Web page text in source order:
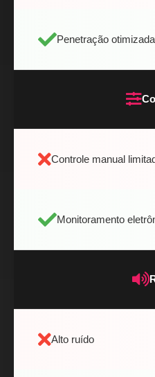
Penetração
Controle manual
Monitoramento
Alto ruído